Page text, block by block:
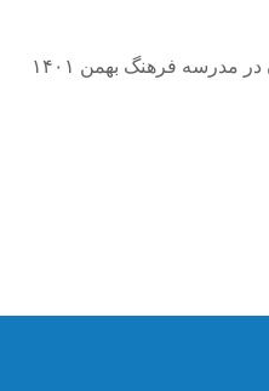
مدرسه فرهنگ بهمن ۱۴۰۱